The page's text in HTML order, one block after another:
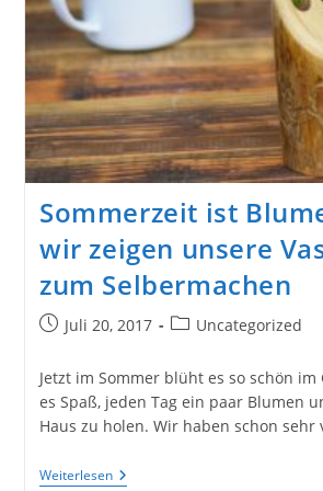
Sommerzeit ist
wir zeigen unsere
zum Selbermachen
BeitragJuli 20, 2017
Beitrags-
Uncategorized
Jetzt im Sommer blüht es so schön
es Spaß, jeden Tag ein paar Blumen
Haus zu holen. Wir haben schon sehr
WeiterlesenSommerzeit